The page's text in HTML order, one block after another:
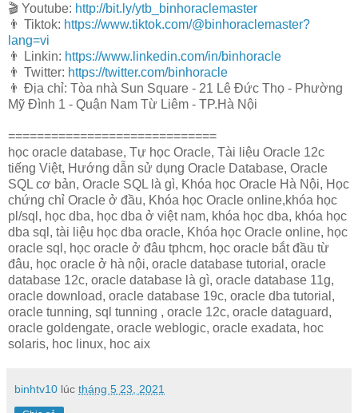
🎬 Youtube: http://bit.ly/ytb_binhoraclemaster
👨 Tiktok: https://www.tiktok.com/@binhoraclemaster?
lang=vi
👨 Linkin: https://www.linkedin.com/in/binhoracle
👨 Twitter: https://twitter.com/binhoracle
👨 Địa chỉ: Tòa nhà Sun Square - 21 Lê Đức Thọ - Phường
Mỹ Đình 1 - Quận Nam Từ Liêm - TP.Hà Nội
=============================
học oracle database, Tự học Oracle, Tài liệu Oracle 12c
tiếng Việt, Hướng dẫn sử dụng Oracle Database, Oracle
SQL cơ bản, Oracle SQL là gì, Khóa học Oracle Hà Nội, Học
chứng chỉ Oracle ở đầu, Khóa học Oracle online,khóa học
pl/sql, học dba, học dba ở việt nam, khóa học dba, khóa học
dba sql, tài liệu học dba oracle, Khóa học Oracle online, học
oracle sql, học oracle ở đâu tphcm, học oracle bắt đầu từ
đâu, học oracle ở hà nội, oracle database tutorial, oracle
database 12c, oracle database là gì, oracle database 11g,
oracle download, oracle database 19c, oracle dba tutorial,
oracle tunning, sql tunning , oracle 12c, oracle dataguard,
oracle goldengate, oracle weblogic, oracle exadata, hoc
solaris, hoc linux, hoc aix
binhtv10 lúc tháng 5 23, 2021